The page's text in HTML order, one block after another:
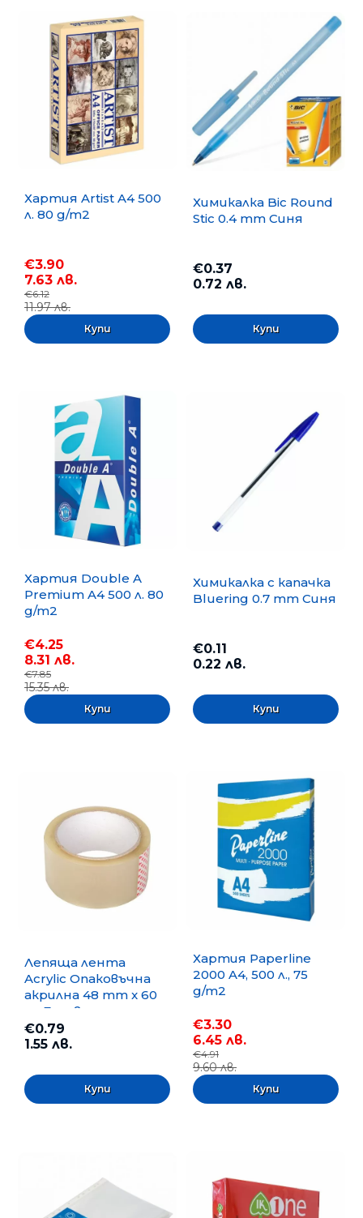
Хартия Artist A4 500
л. 80 g/m2
€3.90
7.63 лв.
€6.12
11.97 лв.
Химикалка Bic Round
Stic 0.4 mm Синя
€0.37
0.72 лв.
Хартия Double A
Premium A4 500 л. 80
g/m2
€4.25
8.31 лв.
€7.85
15.35 лв.
Химикалка с капачка
Bluering 0.7 mm Синя
€0.11
0.22 лв.
Лепяща лента
Acrylic Опаковъчна
акрилна 48 mm x 60
m, Безцветна
€0.79
1.55 лв.
Хартия Paperline
2000 A4, 500 л., 75
g/m2
€3.30
6.45 лв.
€4.91
9.60 лв.